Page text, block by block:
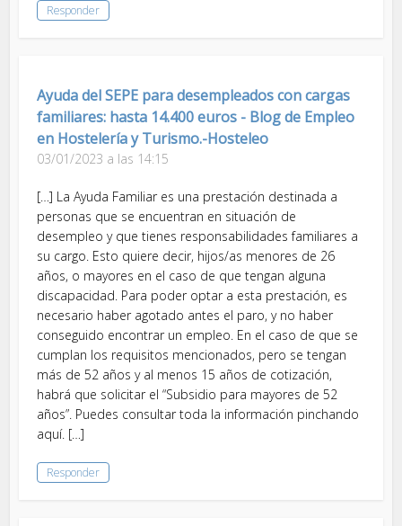
Responder
Ayuda del SEPE para desempleados con cargas
familiares: hasta 14.400 euros - Blog de Empleo
en Hostelería y Turismo.-Hosteleo
03/01/2023 a las 14:15
[…] La Ayuda Familiar es una prestación destinada a
personas que se encuentran en situación de
desempleo y que tienes responsabilidades familiares a
su cargo. Esto quiere decir, hijos/as menores de 26
años, o mayores en el caso de que tengan alguna
discapacidad. Para poder optar a esta prestación, es
necesario haber agotado antes el paro, y no haber
conseguido encontrar un empleo. En el caso de que se
cumplan los requisitos mencionados, pero se tengan
más de 52 años y al menos 15 años de cotización,
habrá que solicitar el “Subsidio para mayores de 52
años”. Puedes consultar toda la información pinchando
aquí. […]
Responder